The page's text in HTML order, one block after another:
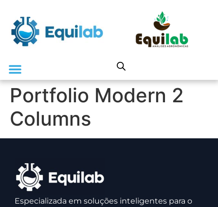
Portfolio Modern 2
Columns
Especializada em soluções inteligentes para o